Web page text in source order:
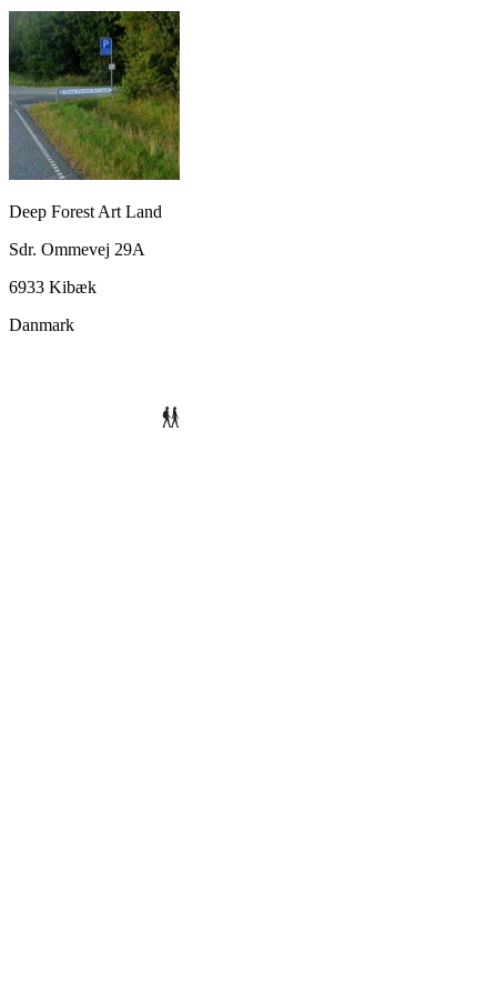
Deep Forest Art Land
Sdr. Ommevej 29A
6933 Kibæk
Danmark